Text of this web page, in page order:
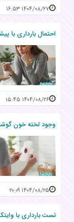
۱۴۰۴/۰۸/۲۷ ۱۶:۵۳
احتمال بارداری با پیشاب
۱۴۰۴/۰۸/۲۶ ۱۵:۴۵
وجود لخته خون
۱۴۰۴/۰۸/۲۵ ۲۰:۰۹
تست بارداری با